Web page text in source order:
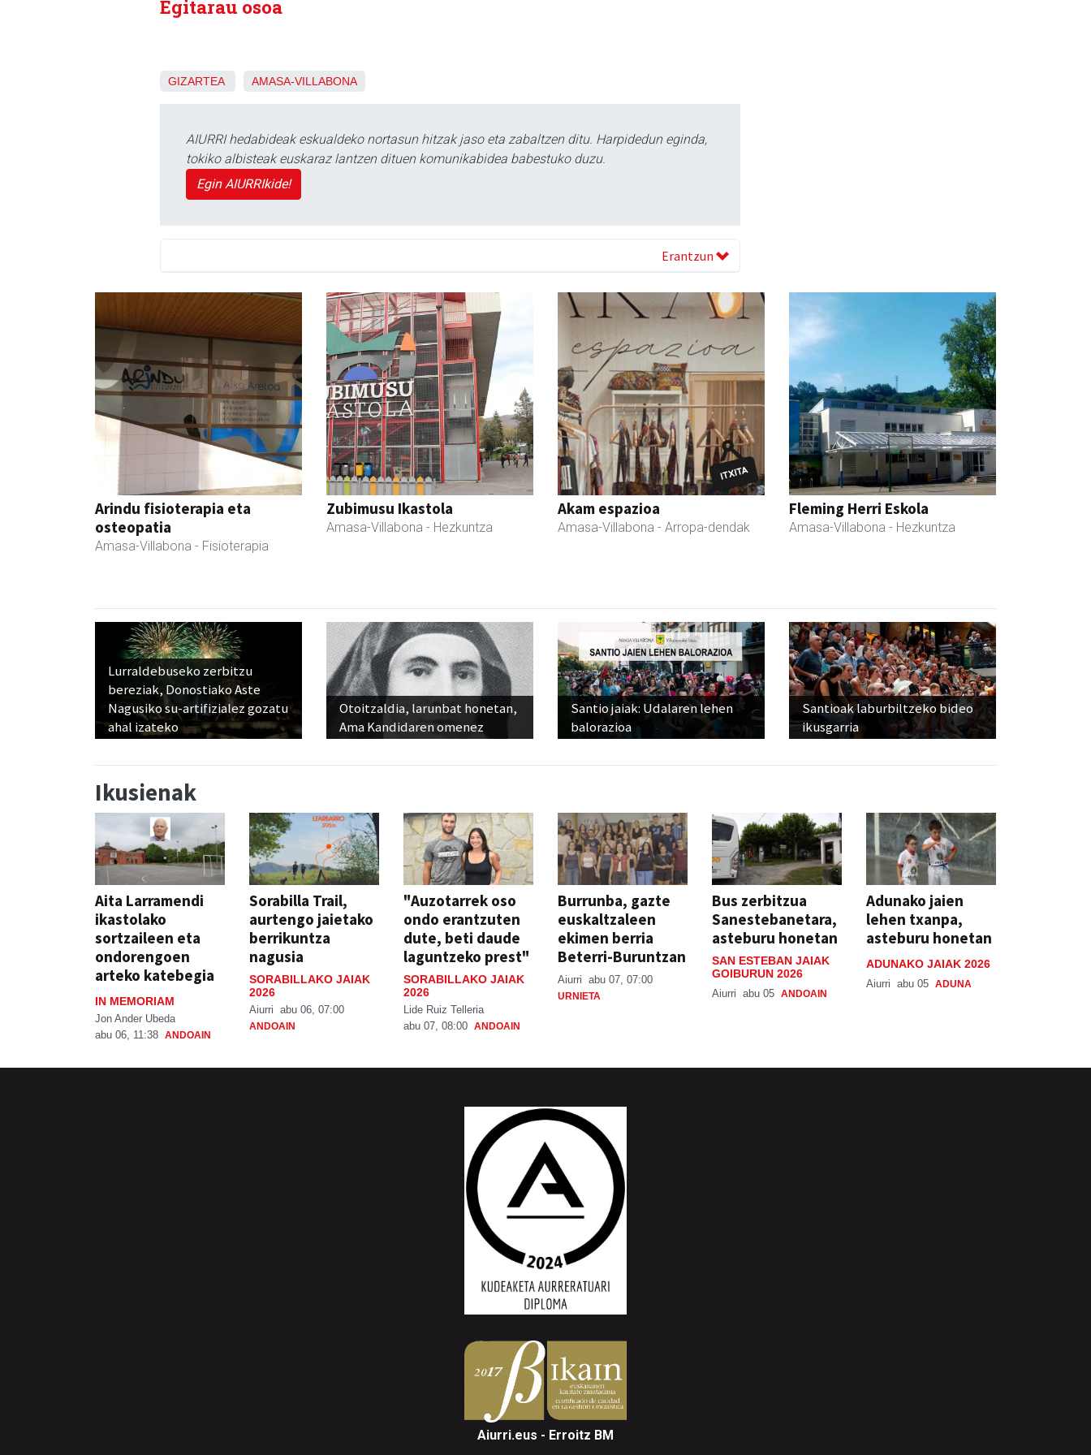
Egitarau osoa
GIZARTEA AMASA-VILLABONA
AIURRI hedabideak eskualdeko nortasun hitzak jaso eta zabaltzen ditu. Harpidedun eginda,
tokiko albisteak euskaraz lantzen dituen komunikabidea babestuko duzu.
Egin AIURRIkide!
Erantzun
Arindu fisioterapia eta
osteopatia
Amasa-Villabona - Fisioterapia
Zubimusu Ikastola
Amasa-Villabona - Hezkuntza
Akam espazioa
Amasa-Villabona - Arropa-dendak
Fleming Herri Eskola
Amasa-Villabona - Hezkuntza
Lurraldebuseko zerbitzu
bereziak, Donostiako Aste
Nagusiko su-artifizialez gozatu
ahal izateko
Otoitzaldia, larunbat honetan,
Ama Kandidaren omenez
Santio jaiak: Udalaren lehen
balorazioa
Santioak laburbiltzeko bideo
ikusgarria
Ikusienak
Aita Larramendi
ikastolako
sortzaileen eta
ondorengoen
arteko katebegia
IN MEMORIAM
Jon Ander Ubeda
abu 06, 11:38 ANDOAIN
Sorabilla Trail,
aurtengo jaietako
berrikuntza
nagusia
SORABILLAKO JAIAK
2026
Aiurri abu 06, 07:00
ANDOAIN
"Auzotarrek oso
ondo erantzuten
dute, beti daude
laguntzeko prest"
SORABILLAKO JAIAK
2026
Lide Ruiz Telleria
abu 07, 08:00 ANDOAIN
Burrunba, gazte
euskaltzaleen
ekimen berria
Beterri-Buruntzan
Aiurri abu 07, 07:00
URNIETA
Bus zerbitzua
Sanestebanetara,
asteburu honetan
SAN ESTEBAN JAIAK
GOIBURUN 2026
Aiurri abu 05 ANDOAIN
Adunako jaien
lehen txanpa,
asteburu honetan
ADUNAKO JAIAK 2026
Aiurri abu 05 ADUNA
Aiurri.eus - Erroitz BM